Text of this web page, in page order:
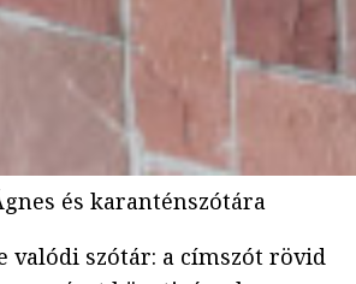
és karanténszótára
valódi szótár: a címszót rövid